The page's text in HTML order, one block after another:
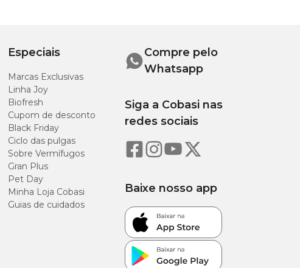
Especiais
Marcas Exclusivas
Linha Joy
Biofresh
Cupom de desconto
Black Friday
Ciclo das pulgas
Sobre Vermífugos
Gran Plus
Pet Day
Minha Loja Cobasi
Guias de cuidados
Compre pelo
Whatsapp
Siga a Cobasi nas
redes sociais
Baixe nosso app